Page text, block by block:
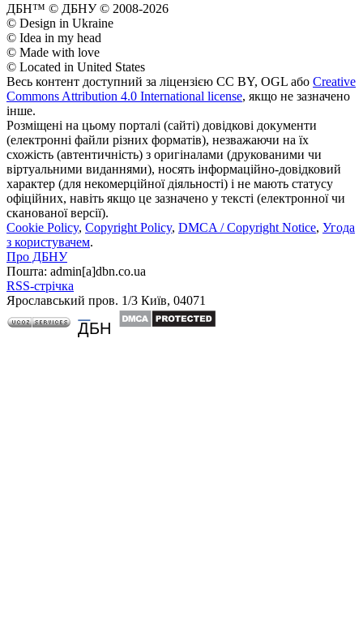
ДБН™ © ДБНУ © 2008-2026
© Design in Ukraine
© Idea in my head
© Made with love
© Located in United States
Весь контент доступний за ліцензією CC BY, OGL або Creative
Commons Attribution 4.0 International license, якщо не зазначено
інше.
Розміщені на цьому порталі (сайті) довідкові документи
(електронні файли різних форматів), незважаючи на їх
схожість (автентичність) з оригіналами (друкованими чи
віртуальними виданнями), носять інформаційно-довідковий
характер (для некомерційної діяльності) і не мають статусу
офіційних, навіть якщо це зазначено у тексті (електронної чи
сканованої версії).
Cookie Policy, Copyright Policy, DMCA / Copyright Notice, Угода
з користувачем.
Про ДБНУ
Пошта: admin[а]dbn.co.ua
RSS-стрічка
Ярославський пров. 1/3 Київ, 04071